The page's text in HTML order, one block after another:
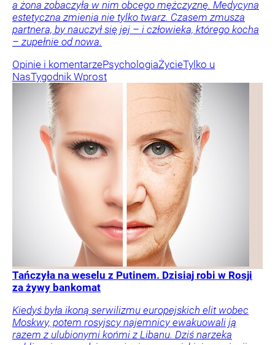
a żona zobaczyła w nim obcego mężczyznę. Medycyna
estetyczna zmienia nie tylko twarz. Czasem zmusza
partnera, by nauczył się jej – i człowieka, którego kocha
– zupełnie od nowa.
Opinie i komentarzePsychologiaŻycieTylko u
NasTygodnik Wprost
Tańczyła na weselu z Putinem. Dzisiaj robi w Rosji
za żywy bankomat
Kiedyś była ikoną serwilizmu europejskich elit wobec
Moskwy, potem rosyjscy najemnicy ewakuowali ją
razem z ulubionymi końmi z Libanu. Dziś narzeka